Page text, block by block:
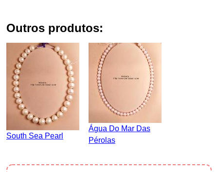
outros produtos:
South Sea Pearl
Água Do Mar Das
Pérolas